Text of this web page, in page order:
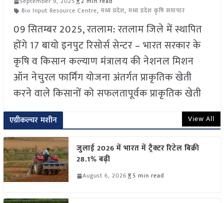
Bio Input Resource Centre, मध्य प्रदेश, मध्य प्रदेश कृषि समाचार
09 सितम्बर 2025, रतलाम: रतलाम जिले में स्थापित
होंगे 17 बायो इनपुट रिसोर्स सेन्टर – भारत सरकार के
कृषि व किसान कल्याण मंत्रालय की नेशनल मिशन
ऑन नेचुरल फार्मिंग योजना अंतर्गत प्राकृतिक खेती
करने वाले किसानों को सफलतापूर्वक प्राकृतिक खेती
एग्रीकल्चर मशीन View All
जुलाई 2026 में भारत में ट्रैक्टर रिटेल बिक्री
28.1% बढ़ी
August 6, 2026 5 min read